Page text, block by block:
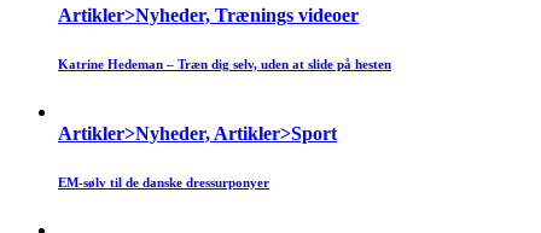
Artikler>Nyheder, Trænings videoer
Katrine Hedeman – Træn dig selv, uden at slide på hesten
Artikler>Nyheder, Artikler>Sport
EM-sølv til de danske dressurponyer